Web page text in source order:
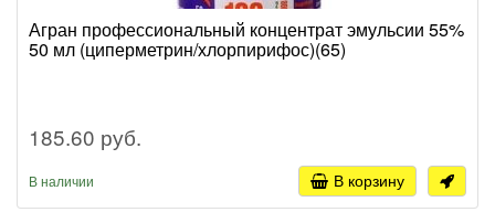
Агран профессиональный концентрат эмульсии 55%
50 мл (циперметрин/хлорпирифос)(65)
185.60 руб.
В наличии В корзину